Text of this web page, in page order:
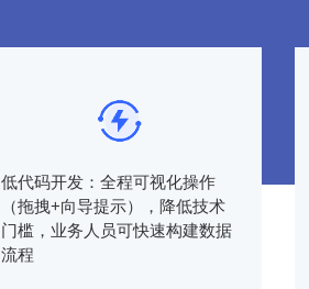
低代码开发：全程可视化操作
（拖拽+向导提示），降低技术
门槛，业务人员可快速构建数据
流程